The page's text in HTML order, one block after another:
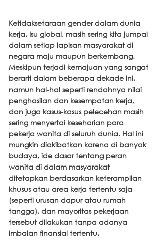
Ketidaksetaraan gender dalam dunia
kerja. Isu global, masih sering kita jumpai
dalam setiap lapisan masyarakat di
negara maju maupun berkembang.
Meskipun terjadi kemajuan yang sangat
berarti dalam beberapa dekade ini,
namun hal-hal seperti rendahnya nilai
penghasilan dan kesempatan kerja,
dan juga kasus-kasus pelecehan masih
sering menyertai keseharian para
pekerja wanita di seluruh dunia. Hal ini
mungkin diakibatkan karena di banyak
budaya, ide dasar tentang peran
wanita di dalam masyarakat
ditetapkan berdasarkan keterampilan
khusus atau area kerja tertentu saja
(seperti urusan dapur atau rumah
tangga), dan mayoritas pekerjaan
tersebut dilakukan tanpa adanya
imbalan finansial tertentu.